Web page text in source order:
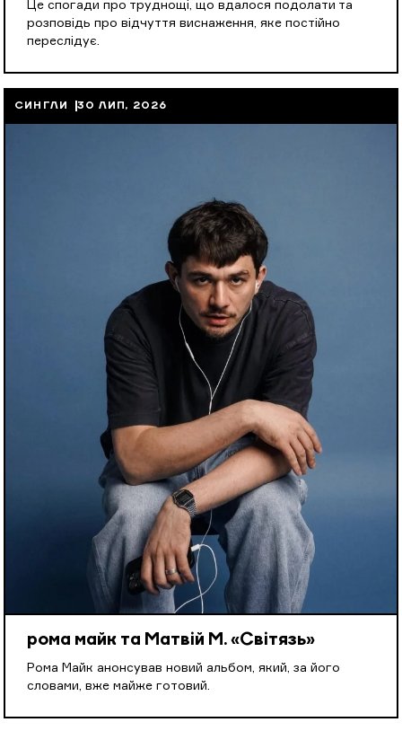
Це спогади про труднощі, що вдалося подолати та
розповідь про відчуття виснаження, яке постійно
переслідує.
СИНГЛИ 30 ЛИП, 2026
рома майк та Матвій М. «Світязь»
Рома Майк анонсував новий альбом, який, за його
словами, вже майже готовий.